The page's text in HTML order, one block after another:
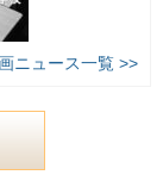
ニュース一覧 >>